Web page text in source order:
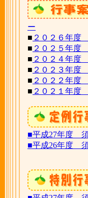
ー
■ ２０２６年度
■ ２０２５年度
■ ２０２４年度
■ ２０２３年度
■ ２０２２年度
■ ２０２１年度
■平成27年度
■平成26年度